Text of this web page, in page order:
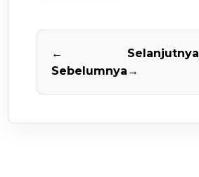
←
Sebelumnya
Selanjutnya
→